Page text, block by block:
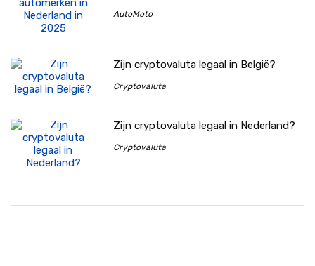
AutoMoto
Zijn cryptovaluta legaal in België?
Cryptovaluta
Zijn cryptovaluta legaal in Nederland?
Cryptovaluta